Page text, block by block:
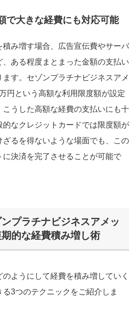
で大きな経費にも対応可能
み増す場合、広告宣伝費やサーバ
ある程度まとまった金額の支払い
す。セゾンプラチナビジネスアメ
円という高額な利用限度額が設定
こうした高額な経費の支払いにも十
なクレジットカードでは限度額が
ざるを得ないような場面でも、この
に決済を完了させることが可能で
ンプラチナビジネスアメッ
的な経費積み増し術
ようにして経費を積み増していく
3つのテクニックをご紹介しま